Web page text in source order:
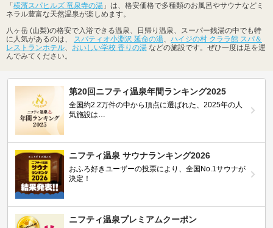
「横濱スパヒルズ 竜泉寺の湯 」は、格安価格で多種類のお風呂やサウナなどミ
ネラル豊富な天然温泉が楽しめます。
八ヶ岳 (山梨)の格安で入浴できる温泉、日帰り温泉、スーパー銭湯の中でも特
に人気があるのは、 スパティオ小淵沢 延命の湯、 ハイジの村 クララ館 スパ＆
レストランホテル、 おいしい学校 香りの湯 などの施設です。ぜひ一度は足を運
んでみてください。
第20回ニフティ温泉年間ランキング2025
全国約2.2万件の中から頂点に選ばれた、2025年の人
気施設は…
ニフティ温泉 サウナランキング2026
おふろ好きユーザーの投票により、全国No.1サウナが
決定！
ニフティ温泉プレミアムクーポン